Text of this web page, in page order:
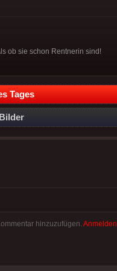
ob sie schon Rentnerin sind!
Tages
hinzuzufügen. Anmelden